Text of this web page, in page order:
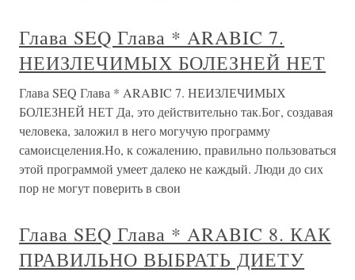
Глава SEQ Глава * ARABIC 7.
НЕИЗЛЕЧИМЫХ БОЛЕЗНЕЙ НЕТ
Глава SEQ Глава * ARABIC 7. НЕИЗЛЕЧИМЫХ
БОЛЕЗНЕЙ НЕТ Да, это действительно так.Бог, создавая
человека, заложил в него могучую программу
самоисцеления.Но, к сожалению, правильно пользоваться
этой программой умеет далеко не каждый. Люди до сих
пор не могут поверить в свои
Глава SEQ Глава * ARABIC 8. КАК
ПРАВИЛЬНО ВЫБРАТЬ ДИЕТУ